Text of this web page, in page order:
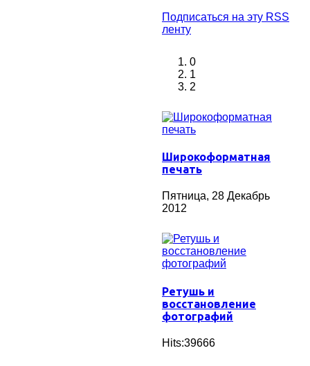
Подписаться на эту RSS
ленту
0
1
2
Широкоформатная
печать
Пятница, 28 Декабрь
2012
Ретушь и
восстановление
фотографий
Hits:39666